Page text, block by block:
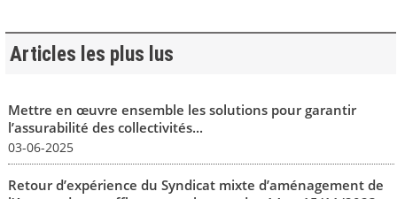
Articles les plus lus
Mettre en œuvre ensemble les solutions pour garantir
l’assurabilité des collectivités...
03-06-2025
Retour d’expérience du Syndicat mixte d’aménagement de